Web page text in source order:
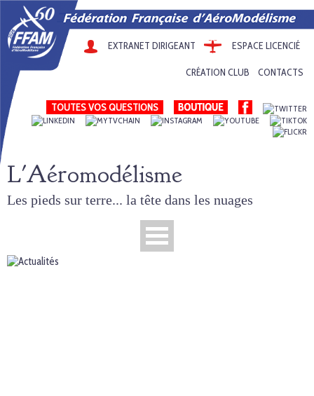
EXTRANET DIRIGEANT ESPACE LICENCIÉ
CRÉATION CLUB CONTACTS
TOUTES VOS QUESTIONS
L'Aéromodélisme
Les pieds sur terre... la tête dans les nuages